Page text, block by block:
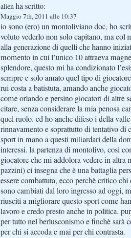
alien ha scritto:
Maggio 7th, 2011 alle 10:37
io sono (ero) un montoliviano doc, ho
voluto vederlo non solo capitano, ma col
alla generazione di quelli che hanno
momento in cui l’unico 10 attraeva
splendore, questo mi ha condizionato
sempre e solo amato quel tipo di
rui costa a batistuta, amando anche
come orlando e persino giocatori di altre
citare, senza considerare la mia penosa
quel ruolo. ed ho anche difeso i della
rinnavamento e soprattutto di tentativo di
sport in mano a questi miliardari della
interessi. la partenza di montolivo, così
giocatore che mi addolora vedere in altra
pazzini) ci insegna che è una battaglia
essere combattuta, ecco perchè critico
sono cambiati dal loro ingresso ad oggi,
riusciti a migliorare questo sport come
lavoro e credo presto anche in politica.
per tutto nel berlusconismo e finchè sarà
per chi si accoda e mai per chi contrasta.